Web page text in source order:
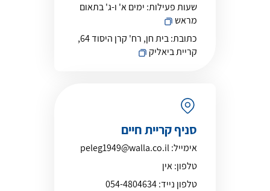
שעות פעילות: ימים א' ו-ג' בתאום
מראש
כתובת:
בית חן, רח' קרן היסוד 64,
קריית ביאליק
סניף קריית חיים
אימייל:peleg1949@walla.co.il
טלפון:אין
טלפון נייד:054-4804634